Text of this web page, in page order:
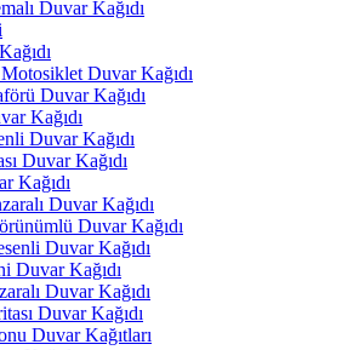
Duvar Kağıdı
Duvar Kağıdı
Duvar Kağıdı
Kağıdı
Duvar Kağıdı
Duvar Kağıdı
Kağıdı
Duvar Kağıdı
Duvar Kağıdı
Duvar Kağıdı
Duvar Kağıdı
Duvar Kağıdı
Duvar Kağıdı
Duvar Kağıtları